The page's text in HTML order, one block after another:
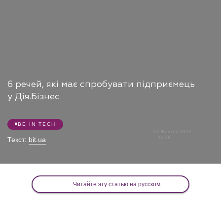
6 речей, які має спробувати підприємець
у Дія.Бізнес
BE IN TECH
Текст: bit.ua
13 Жовтня 2021
Читайте эту статью на русском